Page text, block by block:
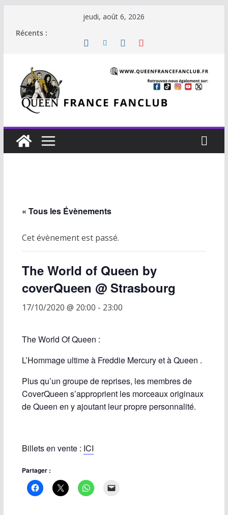
jeudi, août 6, 2026
Récents :
« Tous les Évènements
Cet évènement est passé.
The World of Queen by
coverQueen @ Strasbourg
17/10/2020 @ 20:00 - 23:00
The World Of Queen :
L’Hommage ultime à Freddie Mercury et à Queen .
Plus qu’un groupe de reprises, les membres de
CoverQueen s’approprient les morceaux originaux
de Queen en y ajoutant leur propre personnalité.
Billets en vente : ICI
Partager :